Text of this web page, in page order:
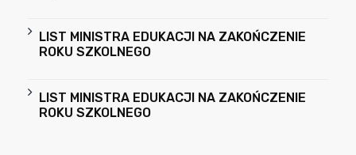
LIST MINISTRA EDUKACJI NA ZAKOŃCZENIE
ROKU SZKOLNEGO
LIST MINISTRA EDUKACJI NA ZAKOŃCZENIE
ROKU SZKOLNEGO